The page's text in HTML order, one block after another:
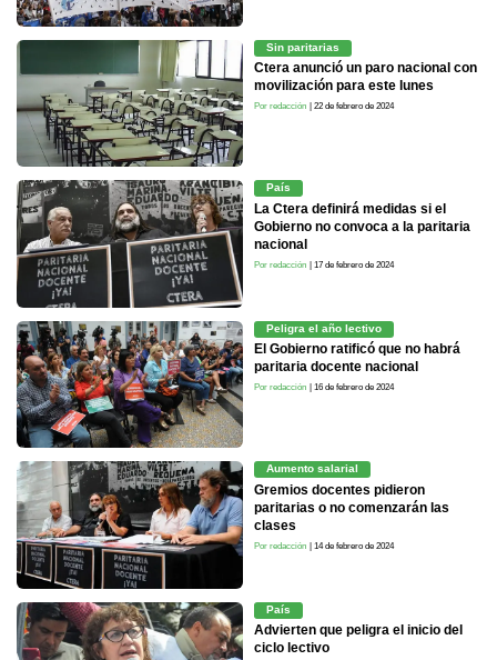
Sin paritarias
Ctera anunció un paro nacional con
movilización para este lunes
Por redacción | 22 de febrero de 2024
País
La Ctera definirá medidas si el
Gobierno no convoca a la paritaria
nacional
Por redacción | 17 de febrero de 2024
Peligra el año lectivo
El Gobierno ratificó que no habrá
paritaria docente nacional
Por redacción | 16 de febrero de 2024
Aumento salarial
Gremios docentes pidieron
paritarias o no comenzarán las
clases
Por redacción | 14 de febrero de 2024
País
Advierten que peligra el inicio del
ciclo lectivo